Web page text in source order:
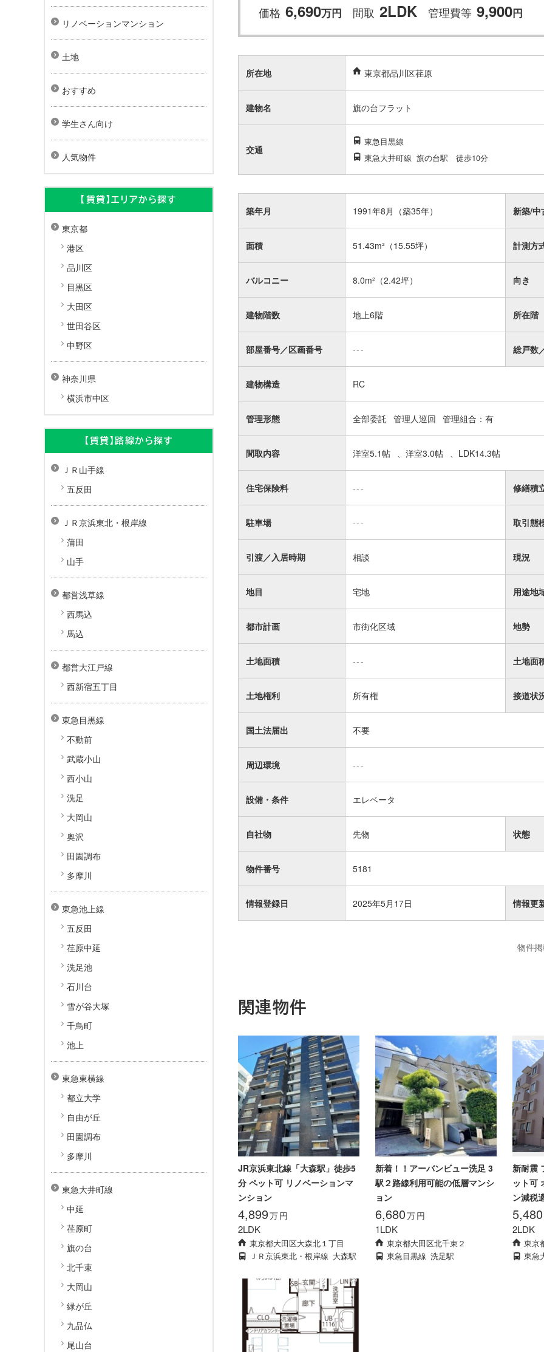
価格 6,690万円 間取 2LDK 管理費等 9,900円
所在地 東京都品川区荏原
建物名 旗の台フラット
交通
東急目黒線
東急大井町線 旗の台駅 徒歩10分
築年月 1991年8月（築35年） 新築/中
面積 51.43m² （15.55坪） 計測方
バルコニー 8.0m² （2.42坪） 向き
建物階数 地上6階 所在階
部屋番号／区画番号 --- 総戸数
建物構造 RC
管理形態 全部委託 管理人巡回 管理組合：有
間取内容 洋室5.1帖 洋室3.0帖 LDK14.3帖
住宅保険料 --- 修繕積
駐車場 --- 取引態
引渡／入居時期 相談 現況
地目 宅地 用途地
都市計画 市街化区域 地勢
土地面積 --- 土地面
土地権利 所有権 接道状
国土法届出 不要
周辺環境 ---
設備・条件 エレベータ
自社物 先物 状態
物件番号 5181
情報登録日 2025年5月17日 情報更
物件
関連物件
JR京浜東北線「大森駅」徒歩5
分 ペット可 リノベーションマ
ンション
4,899万円
2LDK
東京都大田区大森北１丁目
ＪＲ京浜東北・根岸線 大森駅
新着！！アーバンビュー洗足 3
駅２路線利用可能の低層マンシ
ョン
6,680万円
1LDK
東京都大田区北千束２
東急目黒線 洗足駅
新耐震
ット可
ン減税
5,480
2LDK
東京
東急
リノベーションマンション
土地
おすすめ
学生さん向け
人気物件
【賃貸】エリアから探す
東京都
港区
品川区
目黒区
大田区
世田谷区
中野区
神奈川県
横浜市中区
【賃貸】路線から探す
ＪＲ山手線
五反田
ＪＲ京浜東北・根岸線
蒲田
山手
都営浅草線
西馬込
馬込
都営大江戸線
西新宿五丁目
東急目黒線
不動前
武蔵小山
西小山
洗足
大岡山
奥沢
田園調布
多摩川
東急池上線
五反田
荏原中延
洗足池
石川台
雪が谷大塚
千鳥町
池上
東急東横線
都立大学
自由が丘
田園調布
多摩川
東急大井町線
中延
荏原町
旗の台
北千束
大岡山
緑が丘
九品仏
尾山台